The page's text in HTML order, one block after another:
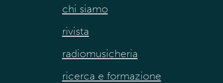
chi siamo
rivista
radiomusicheria
ricerca e formazione